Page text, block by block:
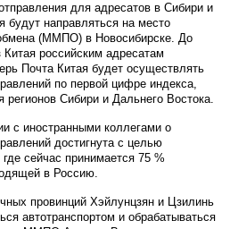
для адресатов в Сибири и
будут направляться на место
(ММПО) в Новосибирске. До
российским адресатам
Почта Китая будет осуществлять
по первой цифре индекса,
регионов Сибири и Дальнего Востока.
с иностранными коллегами о
достигнута с целью
сейчас принимается 75 %
в Россию.
провинций Хэйлунцзян и Цзилинь
автотранспортом и обрабатываться